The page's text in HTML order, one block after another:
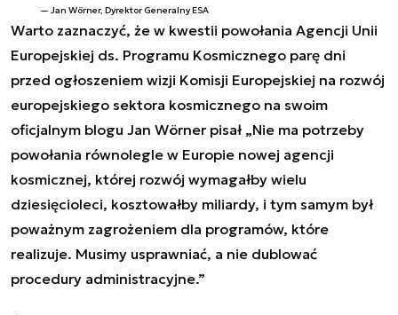
Jan Wörner, Dyrektor Generalny ESA
Warto zaznaczyć, że w kwestii powołania Agencji Unii
Europejskiej ds. Programu Kosmicznego parę dni
przed ogłoszeniem wizji Komisji Europejskiej na rozwój
europejskiego sektora kosmicznego na swoim
oficjalnym blogu Jan Wörner pisał „Nie ma potrzeby
powołania równolegle w Europie nowej agencji
kosmicznej, której rozwój wymagałby wielu
dziesięcioleci, kosztowałby miliardy, i tym samym był
poważnym zagrożeniem dla programów, które
realizuje. Musimy usprawniać, a nie dublować
procedury administracyjne.”